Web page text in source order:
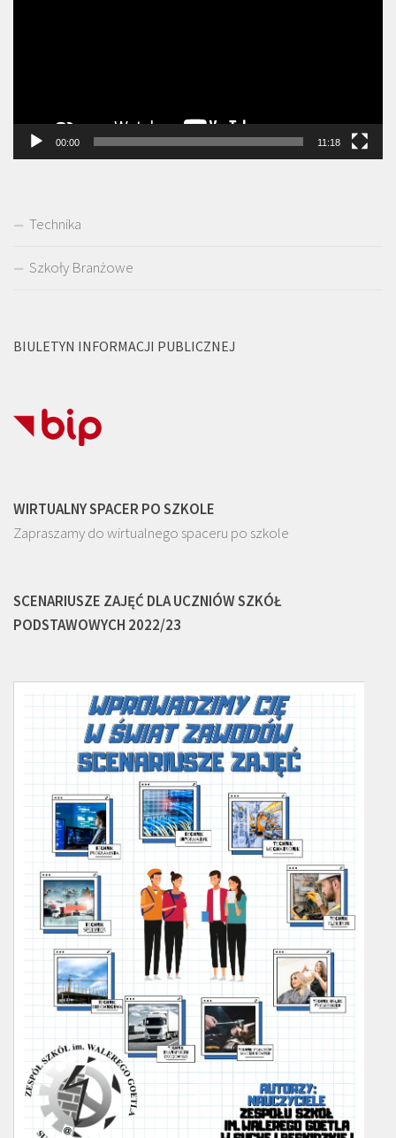
00:00 11:18
Technika
Szkoły Branżowe
BIULETYN INFORMACJI PUBLICZNEJ
WIRTUALNY SPACER PO SZKOLE
Zapraszamy do wirtualnego spaceru po szkole
SCENARIUSZE ZAJĘĆ DLA UCZNIÓW SZKÓŁ
PODSTAWOWYCH 2022/23